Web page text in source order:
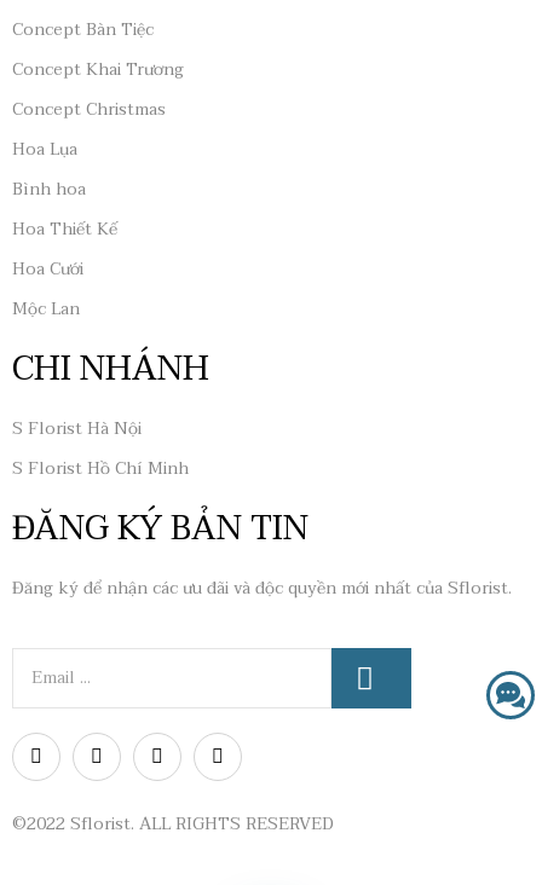
Concept Bàn Tiệc
Concept Khai Trương
Concept Christmas
Hoa Lụa
Bình hoa
Hoa Thiết Kế
Hoa Cưới
Mộc Lan
CHI NHÁNH
S Florist Hà Nội
S Florist Hồ Chí Minh
ĐĂNG KÝ BẢN TIN
Đăng ký để nhận các ưu đãi và độc quyền mới nhất của Sflorist.
©2022 Sflorist. ALL RIGHTS RESERVED